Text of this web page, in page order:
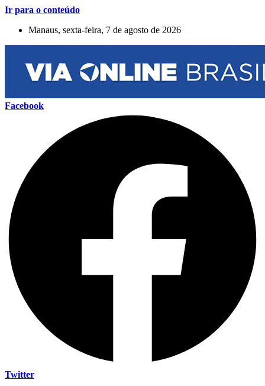
Ir para o conteúdo
Manaus, sexta-feira, 7 de agosto de 2026
Facebook
Twitter